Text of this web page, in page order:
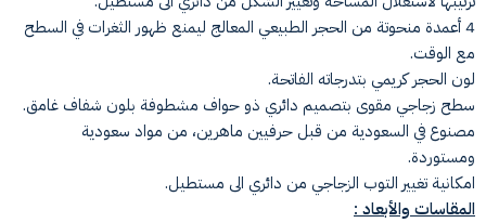
4 أعمدة منحوتة من الحجر الطبيعي المعالج ليمنع ظهور الثغرات في السطح
مع الوقت.
لون الحجر كريمي بتدرجاته الفاتحة.
سطح زجاجي مقوى بتصميم دائري ذو حواف مشطوفة بلون شفاف غامق.
مصنوع في السعودية من قبل حرفيين ماهرين، من مواد سعودية
ومستوردة.
امكانية تغيير التوب الزجاجي من دائري الى مستطيل.
المقاسات والأبعاد :